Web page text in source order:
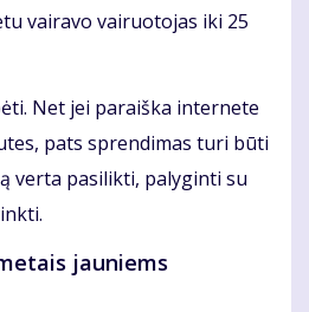
vairavo vairuotojas iki 25
Net jei paraiška internete
pats sprendimas turi būti
verta pasilikti, palyginti su
jauniems